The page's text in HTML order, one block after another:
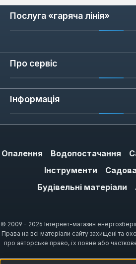
монтажу як у житлових
промислових об'єктах.
різноманіттю діаметрів
важливо враховувати
хомут.
Перш за все визначте
потрібно закріпити. Для
зовнішній діаметр
важких труб (наприклад,
обирайте хомути з
конструкцією. По-третє,
експлуатації: для вологих
Послуга «гаряча лінія»
Про сервіс
Інформація
Опалення Водопостачання
Інструменти
Будівельні матеріали
© 2009 - 2026 Інтернет-магазин
Права на всі матеріали сайту захищені та
про авторське право, їх повне або